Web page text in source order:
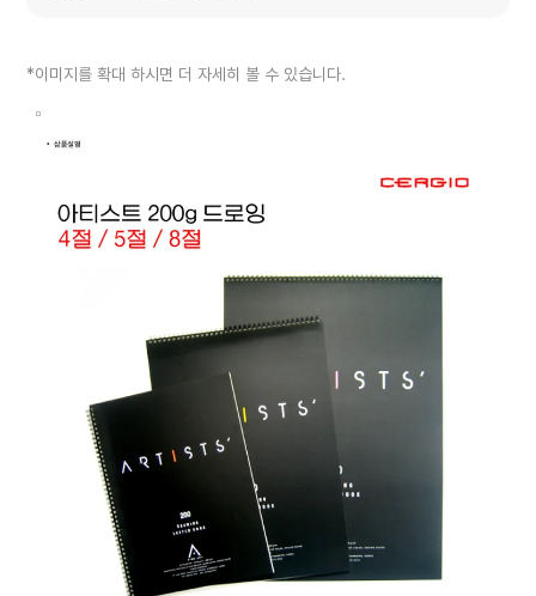
*이미지를 확대 하시면 더 자세히 볼 수 있습니다.